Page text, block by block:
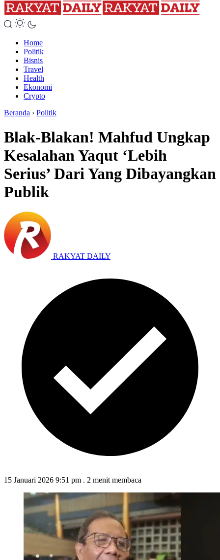
Home
Politik
Bisnis
Travel
Health
Ekonomi
Crypto
Beranda › Politik
Blak-Blakan! Mahfud Ungkap
Kesalahan Yaqut ‘Lebih
Serius’ Dari Yang Dibayangkan
Publik
RAKYAT DAILY
15 Januari 2026 9:51 pm . 2 menit membaca